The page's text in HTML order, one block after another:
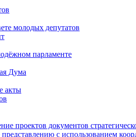
молодых депутатов
парламенте
Дума
акты
проектов документов
с использованием